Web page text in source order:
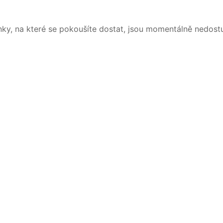
na které se pokoušíte dostat, jsou momentálně